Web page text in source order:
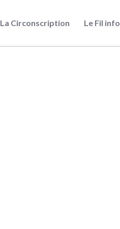
La Circonscription Le Fil info